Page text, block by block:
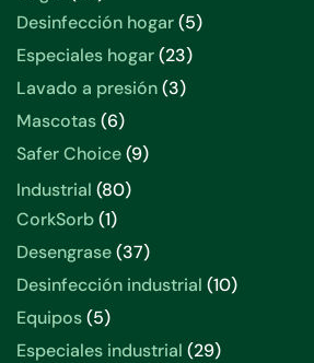
productos
Desinfección hogar 55
Especiales hogar 2323
productos
Lavado a presión 33
Mascotas 66
productos
Safer Choice 99
Industrial 8080
CorkSorb 11
producto
Desengrase 3737
productos
Desinfección industrial 1010
Equipos 55
productos
Especiales industrial 2929